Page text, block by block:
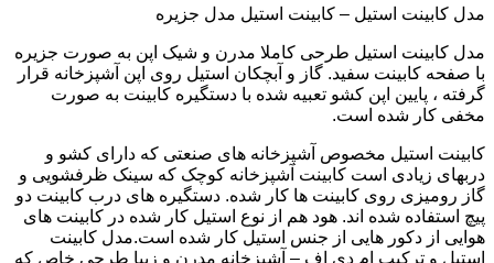
مدل کابینت استیل – کابینت استیل مدل جزیره
مدل کابینت استیل طرحی کاملا مدرن و شیک اپن به صورت جزیره
با صفحه کابینت سفید. گاز و آبچکان استیل روی اپن آشپزخانه قرار
گرفته ، پایین اپن کشو تعبیه شده با دستگیره کابینت به صورت
مخفی کار شده است.
کابینت استیل مخصوص آشپزخانه های صنعتی که دارای کشو و
دربهای زیادی است کابینت آشپزخانه کوچک که سینک ظرفشویی و
گاز رومیزی روی کابینت ها کار شده. دستگیره های درب کابینت دو
پیچ استفاده شده اند. هود هم از نوع استیل کار شده در کابینت های
هوایی از دکور هایی از جنس استیل کار شده است.مدل کابینت
استیل و ترکیب ام دی اف – آشپزخانه مدرن و زیبا طرحی خاص که